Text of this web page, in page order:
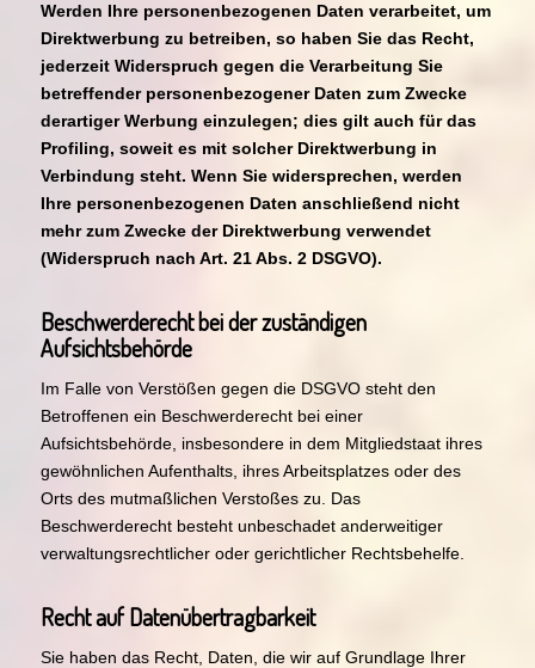
Werden Ihre personenbezogenen Daten verarbeitet, um
Direktwerbung zu betreiben, so haben Sie das Recht,
jederzeit Widerspruch gegen die Verarbeitung Sie
betreffender personenbezogener Daten zum Zwecke
derartiger Werbung einzulegen; dies gilt auch für das
Profiling, soweit es mit solcher Direktwerbung in
Verbindung steht. Wenn Sie widersprechen, werden
Ihre personenbezogenen Daten anschließend nicht
mehr zum Zwecke der Direktwerbung verwendet
(Widerspruch nach Art. 21 Abs. 2 DSGVO).
Beschwerderecht bei der zuständigen
Aufsichtsbehörde
Im Falle von Verstößen gegen die DSGVO steht den
Betroffenen ein Beschwerderecht bei einer
Aufsichtsbehörde, insbesondere in dem Mitgliedstaat ihres
gewöhnlichen Aufenthalts, ihres Arbeitsplatzes oder des
Orts des mutmaßlichen Verstoßes zu. Das
Beschwerderecht besteht unbeschadet anderweitiger
verwaltungsrechtlicher oder gerichtlicher Rechtsbehelfe.
Recht auf Datenübertragbarkeit
Sie haben das Recht, Daten, die wir auf Grundlage Ihrer